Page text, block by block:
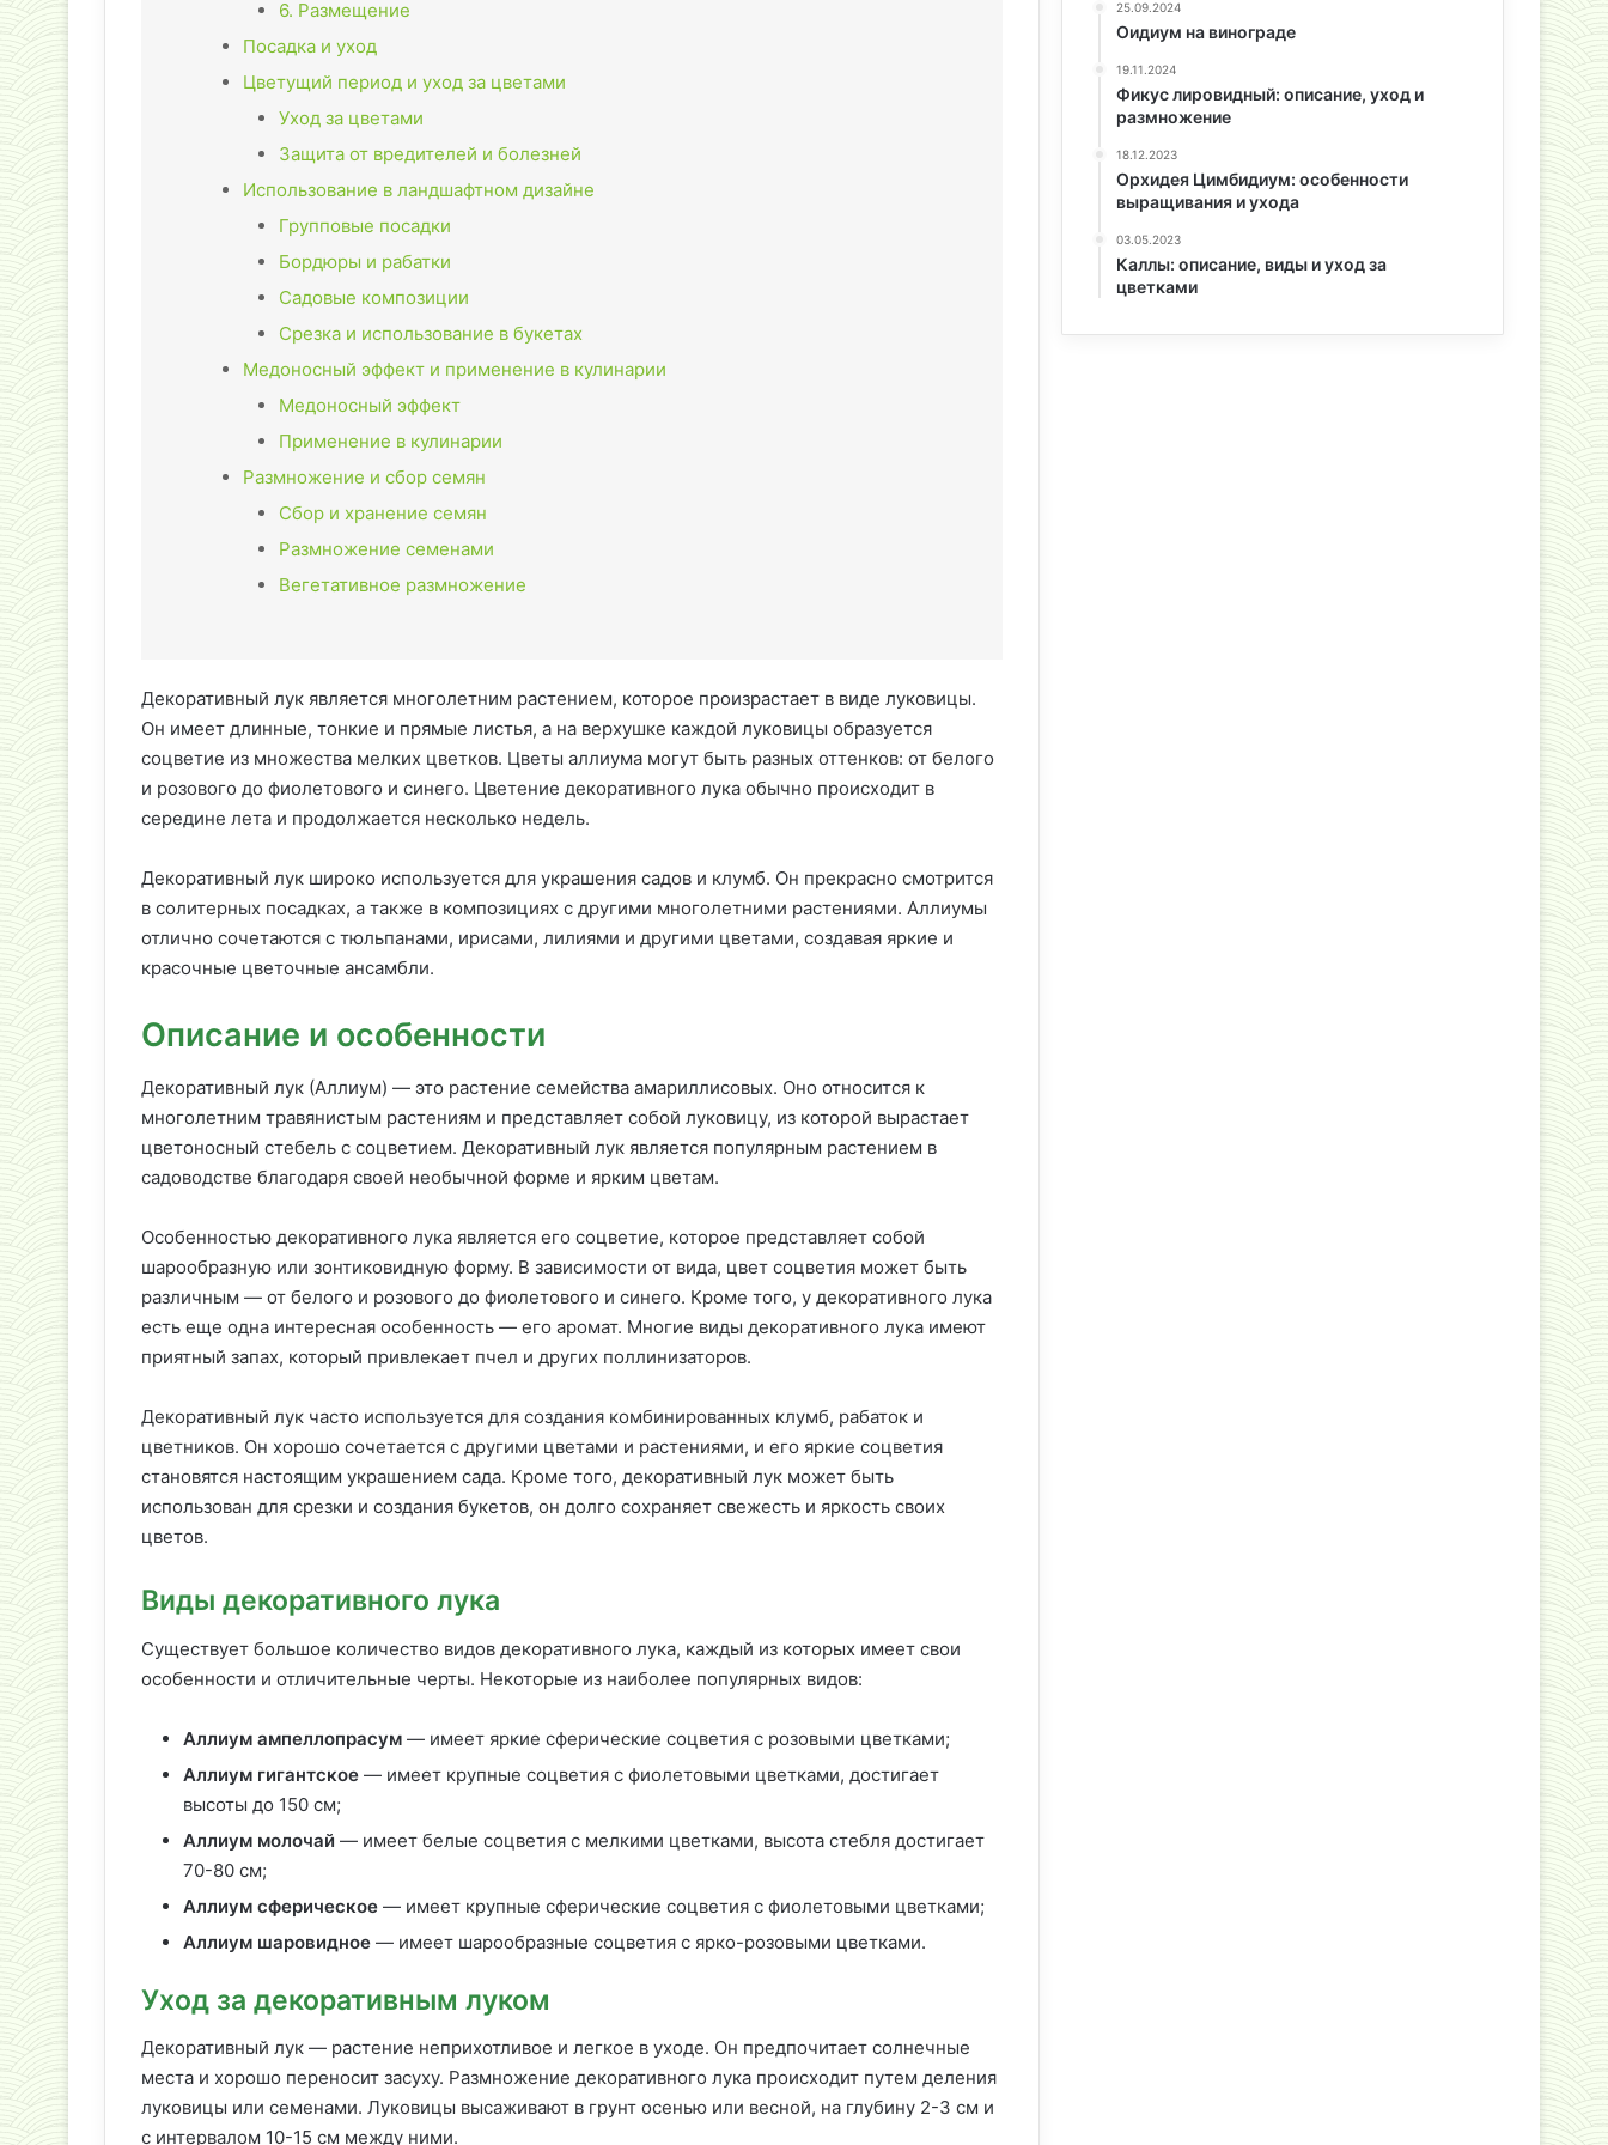
6. Размещение
Посадка и уход
Цветущий период и уход за цветами
Уход за цветами
Защита от вредителей и болезней
Использование в ландшафтном дизайне
Групповые посадки
Бордюры и рабатки
Садовые композиции
Срезка и использование в букетах
Медоносный эффект и применение в кулинарии
Медоносный эффект
Применение в кулинарии
Размножение и сбор семян
Сбор и хранение семян
Размножение семенами
Вегетативное размножение
Декоративный лук является многолетним растением, которое произрастает в виде луковицы.
Он имеет длинные, тонкие и прямые листья, а на верхушке каждой луковицы образуется
соцветие из множества мелких цветков. Цветы аллиума могут быть разных оттенков: от белого
и розового до фиолетового и синего. Цветение декоративного лука обычно происходит в
середине лета и продолжается несколько недель.
Декоративный лук широко используется для украшения садов и клумб. Он прекрасно смотрится
в солитерных посадках, а также в композициях с другими многолетними растениями. Аллиумы
отлично сочетаются с тюльпанами, ирисами, лилиями и другими цветами, создавая яркие и
красочные цветочные ансамбли.
Описание и особенности
Декоративный лук (Аллиум) — это растение семейства амариллисовых. Оно относится к
многолетним травянистым растениям и представляет собой луковицу, из которой вырастает
цветоносный стебель с соцветием. Декоративный лук является популярным растением в
садоводстве благодаря своей необычной форме и ярким цветам.
Особенностью декоративного лука является его соцветие, которое представляет собой
шарообразную или зонтиковидную форму. В зависимости от вида, цвет соцветия может быть
различным — от белого и розового до фиолетового и синего. Кроме того, у декоративного лука
есть еще одна интересная особенность — его аромат. Многие виды декоративного лука имеют
приятный запах, который привлекает пчел и других поллинизаторов.
Декоративный лук часто используется для создания комбинированных клумб, рабаток и
цветников. Он хорошо сочетается с другими цветами и растениями, и его яркие соцветия
становятся настоящим украшением сада. Кроме того, декоративный лук может быть
использован для срезки и создания букетов, он долго сохраняет свежесть и яркость своих
цветов.
Виды декоративного лука
Существует большое количество видов декоративного лука, каждый из которых имеет свои
особенности и отличительные черты. Некоторые из наиболее популярных видов:
Аллиум ампеллопрасум — имеет яркие сферические соцветия с розовыми цветками;
Аллиум гигантское — имеет крупные соцветия с фиолетовыми цветками, достигает
высоты до 150 см;
Аллиум молочай — имеет белые соцветия с мелкими цветками, высота стебля достигает
70-80 см;
Аллиум сферическое — имеет крупные сферические соцветия с фиолетовыми цветками;
Аллиум шаровидное — имеет шарообразные соцветия с ярко-розовыми цветками.
Уход за декоративным луком
Декоративный лук — растение неприхотливое и легкое в уходе. Он предпочитает солнечные
места и хорошо переносит засуху. Размножение декоративного лука происходит путем деления
луковицы или семенами. Луковицы высаживают в грунт осенью или весной, на глубину 2-3 см и
с интервалом 10-15 см между ними.
25.09.2024
Оидиум на винограде
19.11.2024
Фикус лировидный: описание, уход и
размножение
18.12.2023
Орхидея Цимбидиум: особенности
выращивания и ухода
03.05.2023
Каллы: описание, виды и уход за
цветками